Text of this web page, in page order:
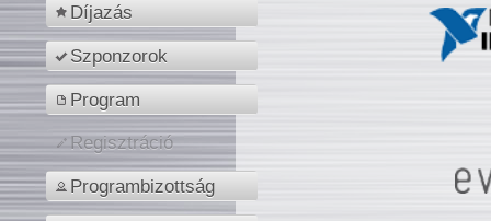
Díjazás
Szponzorok
Program
Regisztráció
Programbizottság